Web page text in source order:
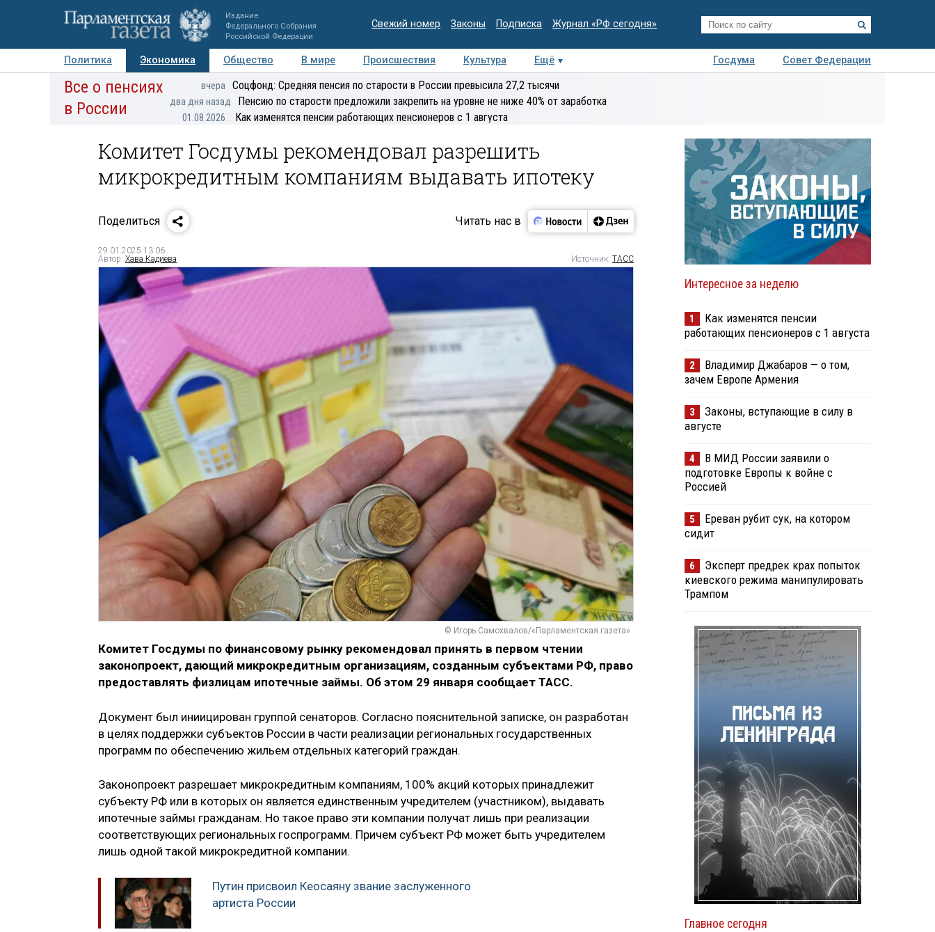
Издание
Федерального Собрания
Российской Федерации
Свежий номер Законы Подписка Журнал «РФ сегодня»
Политика Экономика Общество В мире Происшествия Культура Ещё Госдума
Совет Федерации
Авторы Персоны Мнения Регионы Медиацентр Интервью Колумнисты
экспертиза
Все о пенсиях
в России
вчера Соцфонд: Средняя пенсия по старости в России превысила 27,2 тысячи
два дня назад Пенсию по старости предложили закрепить на уровне не ниже 40% от заработка
01.08.2026 Как изменятся пенсии работающих пенсионеров с 1 августа
Комитет Госдумы рекомендовал разрешить
микрокредитным компаниям выдавать ипотеку
Поделиться Читать нас в
29.01.2025 13:06
Автор: Хава Кадиева Источник: ТАСС
© Игорь Самохвалов/«Парламентская газета»
Комитет Госдумы по финансовому рынку рекомендовал принять в первом чтении
законопроект, дающий микрокредитным организациям, созданным субъектами РФ, право
предоставлять физлицам ипотечные займы. Об этом 29 января сообщает ТАСС.
Документ был иниицирован группой сенаторов. Согласно пояснительной записке, он разработан
в целях поддержки субъектов России в части реализации региональных государственных
программ по обеспечению жильем отдельных категорий граждан.
Законопроект разрешает микрокредитным компаниям, 100% акций которых принадлежит
субъекту РФ или в которых он является единственным учредителем (участником), выдавать
ипотечные займы гражданам. Но такое право эти компании получат лишь при реализации
соответствующих региональных госпрограмм. Причем субъект РФ может быть учредителем
лишь одной такой микрокредитной компании.
Путин присвоил Кеосаяну звание заслуженного
артиста России
Интересное за неделю
1
Как изменятся пенсии
работающих пенсионеров с 1 августа
2
Владимир Джабаров — о том,
зачем Европе Армения
3
Законы, вступающие в силу в
августе
4
В МИД России заявили о
подготовке Европы к войне с
Россией
5
Ереван рубит сук, на котором
сидит
6
Эксперт предрек крах попыток
киевского режима манипулировать
Трампом
Главное сегодня